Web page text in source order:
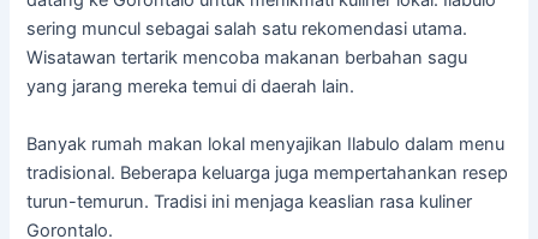
sering muncul sebagai salah satu rekomendasi utama.
Wisatawantertarik mencoba makanan berbahan sagu
yang jarang merekatemuididaerah lain.
Banyak rumah makan lokal menyajikan Ilabulodalam menu
tradisional. Beberapa keluarga juga mempertahankan resep
turun-temurun.Tradisi ini menjaga keaslian rasa kuliner
Gorontalo.